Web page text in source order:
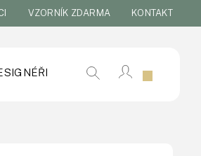
VZORNÍK ZDARMA KONTAKT